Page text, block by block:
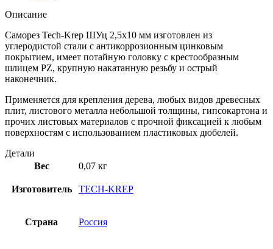
Описание
Саморез Tech-Krep ШУц 2,5х10 мм изготовлен из
углеродистой стали с антикоррозионным цинковым
покрытием, имеет потайную головку с крестообразным
шлицем PZ, крупную накатанную резьбу и острый
наконечник.
Применяется для крепления дерева, любых видов древесных
плит, листового металла небольшой толщины, гипсокартона и
прочих листовых материалов с прочной фиксацией к любым
поверхностям с использованием пластиковых дюбелей.
Детали
Вес
0,07 кг
Изготовитель TECH-KREP
Страна Россия